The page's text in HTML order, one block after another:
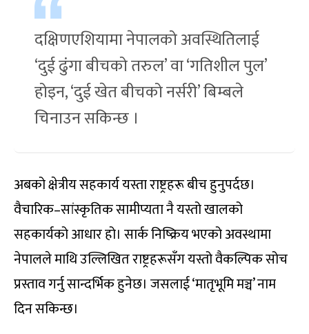
दक्षिणएशियामा नेपालको अवस्थितिलाई
‘दुई ढुंगा बीचको तरुल’ वा ‘गतिशील पुल’
होइन, ‘दुई खेत बीचको नर्सरी’ बिम्बले
चिनाउन सकिन्छ ।
अबको क्षेत्रीय सहकार्य यस्ता राष्ट्रहरू बीच हुनुपर्दछ।
वैचारिक–सांस्कृतिक सामीप्यता नै यस्तो खालको
सहकार्यको आधार हो। सार्क निष्क्रिय भएको अवस्थामा
नेपालले माथि उल्लिखित राष्ट्रहरूसँग यस्तो वैकल्पिक सोच
प्रस्ताव गर्नु सान्दर्भिक हुनेछ। जसलाई ‘मातृभूमि मञ्च’ नाम
दिन सकिन्छ।